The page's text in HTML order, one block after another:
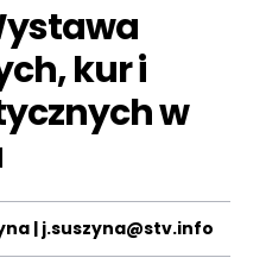
kur i
w
| j.suszyna@stv.info